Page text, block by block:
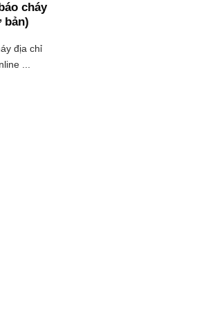
cháy
bản)
địa chỉ
...